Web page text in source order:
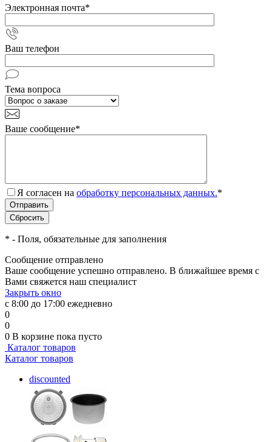
Электронная почта*
Ваш телефон
Тема вопроса
Ваше сообщение*
Я согласен на обработку персональных данных.*
* - Поля, обязательные для заполнения
Сообщение отправлено
Ваше сообщение успешно отправлено. В ближайшее время с
Вами свяжется наш специалист
Закрыть окно
с 8:00 до 17:00 ежедневно
0
0
0 В корзине пока пусто
Каталог товаров
Каталог товаров
discounted